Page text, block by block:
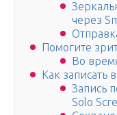
через
Помогите
Во
Как записать
Запись
Solo